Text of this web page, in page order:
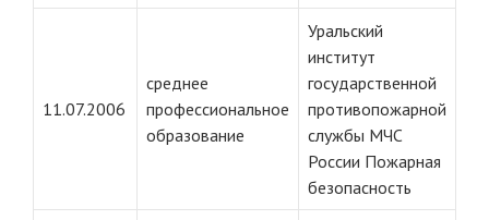
11.07.2006
среднее
профессиональное
образование
Уральский
институт
государственной
противопожарной
службы МЧС
России Пожарная
безопасность